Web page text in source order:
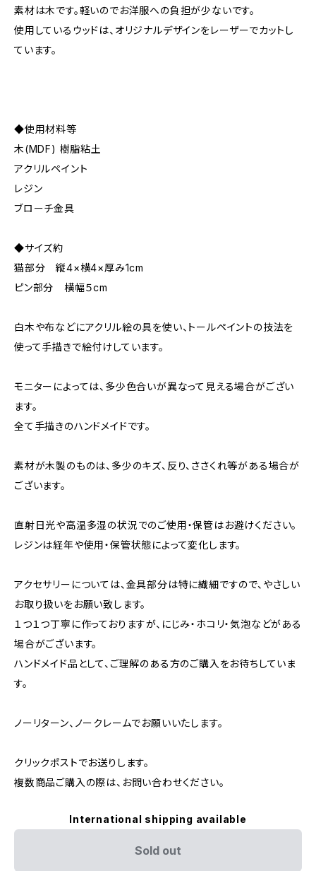
素材は木です。軽いのでお洋服への負担が少ないです。
使用しているウッドは、オリジナルデザインをレーザーでカットし
ています。
◆使用材料等
木(MDF) 樹脂粘土
アクリルペイント
レジン
ブローチ金具
◆サイズ約
猫部分 縦4×横4×厚み1cm
ピン部分 横幅５cm
白木や布などにアクリル絵の具を使い、トールペイントの技法を
使って手描きで絵付けしています。
モニターによっては、多少色合いが異なって見える場合がござい
ます。
全て手描きのハンドメイドです。
素材が木製のものは、多少のキズ、反り、ささくれ等がある場合が
ございます。
直射日光や高温多湿の状況でのご使用・保管はお避けください。
レジンは経年や使用・保管状態によって変化します。
アクセサリーについては、金具部分は特に繊細ですので、やさしい
お取り扱いをお願い致します。
１つ１つ丁寧に作っておりますが、にじみ・ホコリ・気泡などがある
場合がございます。
ハンドメイド品として、ご理解のある方のご購入をお待ちしていま
す。
ノーリターン、ノークレームでお願いいたします。
クリックポストでお送りします。
複数商品ご購入の際は、お問い合わせください。
International shipping available
Sold out